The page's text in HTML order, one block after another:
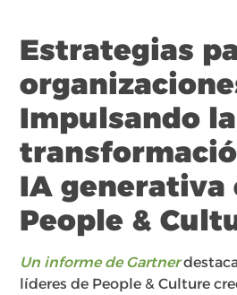
Estrategias
Impulsando la
IA generativa
People &
Un informe de Gartner
líderes de People & Culture